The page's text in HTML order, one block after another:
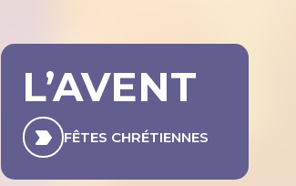
L’AVENT
FÊTES CHRÉTIENNES